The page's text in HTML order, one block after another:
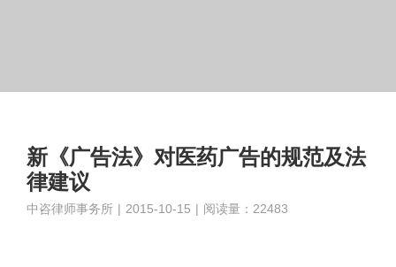
新《广告法》对医药广告的规范及法
律建议
中咨律师事务所 | 2015-10-15 | 阅读量：22483